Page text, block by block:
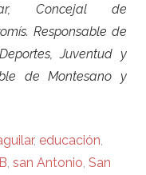
Concejal de
Responsable de
Juventud y
de Montesano y
, educación,
, san Antonio, San